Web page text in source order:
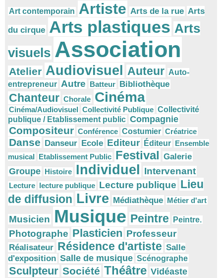
Art contemporain Artiste Arts de la rue Arts
du cirque Arts plastiques Arts
visuels Association
Atelier Audiovisuel Auteur Auto-
entrepreneur Autre Batteur Bibliothèque
Chanteur Chorale Cinéma
Cinéma/Audiovisuel Collectivité Publique Collectivité
publique / Etablissement public Compagnie
Compositeur Conférence Costumier Créatrice
Danse Danseur Ecole Editeur Éditeur Ensemble
musical Etablissement Public Festival Galerie
Groupe Histoire Individuel Intervenant
Lecture lecture publique Lecture publique Lieu
de diffusion Livre Médiathèque Métier d'art
Musicien Musique Peintre Peintre.
Photographe Plasticien Professeur
Réalisateur Résidence d'artiste Salle
d'exposition Salle de musique Scénographe
Sculpteur Société Théâtre Vidéaste